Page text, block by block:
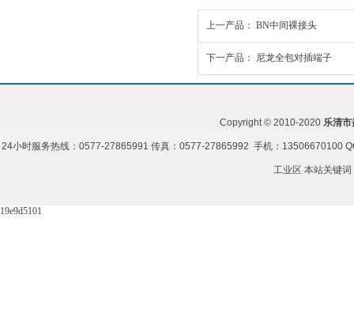
上一产品： BN中间裸接头
下一产品： 尼龙全包对插端子
Copyright © 2010-2020 乐清市
24小时服务热线：0577-27865991 传真：0577-27865992 手机：13506670100
工业区 本站关键词
19e9d5101